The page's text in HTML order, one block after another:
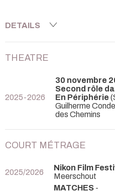
DETAILS
THEATRE
2025-2026
30 novembre
Second rôle
En Périphérie
Guilherme
des Chemins
COURT MÉTRAGE
2025/2026 Nikon Film
Meerschout
MATCHES -